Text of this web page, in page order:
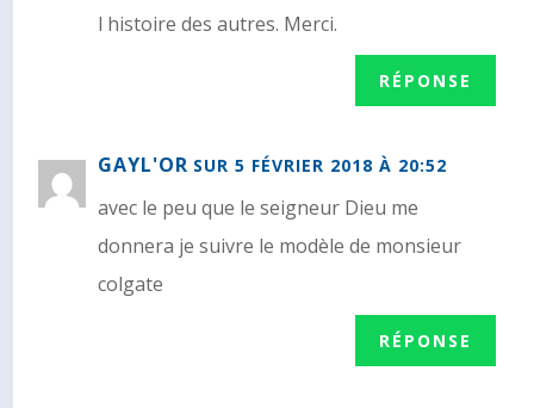
l histoire des autres. Merci.
RÉPONSE
GAYL'OR SUR 5 FÉVRIER 2018 À 20:52
avec le peu que le seigneur Dieu me
donnera je suivre le modèle de monsieur
colgate
RÉPONSE